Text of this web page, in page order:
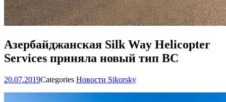
Азербайджанская Silk Way Helicopter
Services приняла новый тип ВС
20.07.2019Categories Новости Sikorsky